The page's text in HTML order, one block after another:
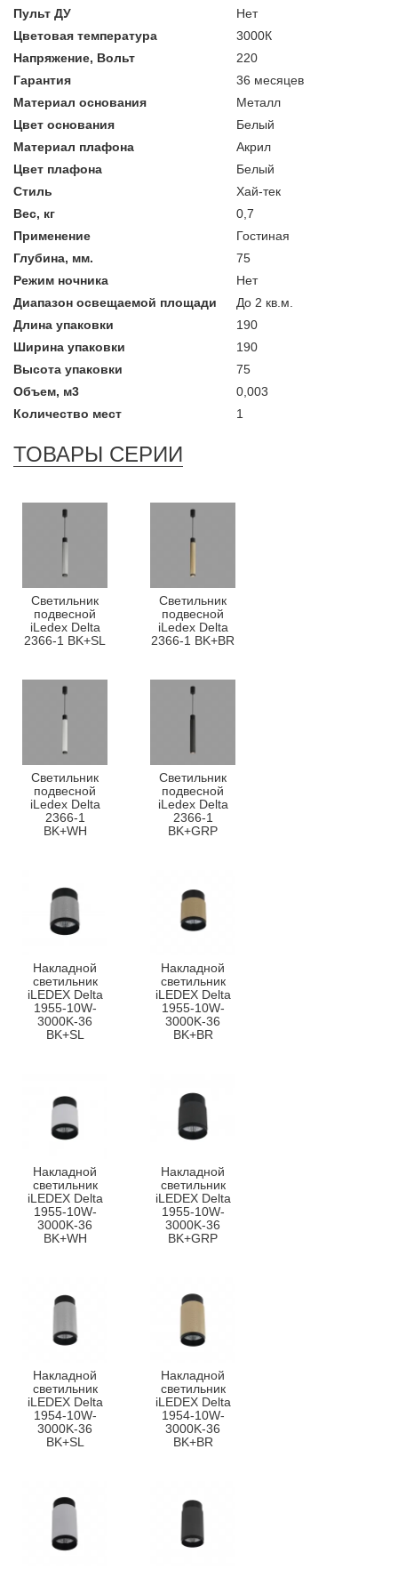
Пульт ДУ
Нет
Цветовая температура
3000К
Напряжение, Вольт
220
Гарантия
36 месяцев
Материал основания
Металл
Цвет основания
Белый
Материал плафона
Акрил
Цвет плафона
Белый
Стиль
Хай-тек
Вес, кг
0,7
Применение
Гостиная
Глубина, мм.
75
Режим ночника
Нет
Диапазон освещаемой площади
До 2 кв.м.
Длина упаковки
190
Ширина упаковки
190
Высота упаковки
75
Объем, м3
0,003
Количество мест
1
ТОВАРЫ СЕРИИ
Светильник
подвесной
iLedex Delta
2366-1 BK+SL
Светильник
подвесной
iLedex Delta
2366-1 BK+BR
Светильник
подвесной
iLedex Delta
2366-1
BK+WH
Светильник
подвесной
iLedex Delta
2366-1
BK+GRP
Накладной
светильник
iLEDEX Delta
1955-10W-
3000K-36
BK+SL
Накладной
светильник
iLEDEX Delta
1955-10W-
3000K-36
BK+BR
Накладной
светильник
iLEDEX Delta
1955-10W-
3000K-36
BK+WH
Накладной
светильник
iLEDEX Delta
1955-10W-
3000K-36
BK+GRP
Накладной
светильник
iLEDEX Delta
1954-10W-
3000K-36
BK+SL
Накладной
светильник
iLEDEX Delta
1954-10W-
3000K-36
BK+BR